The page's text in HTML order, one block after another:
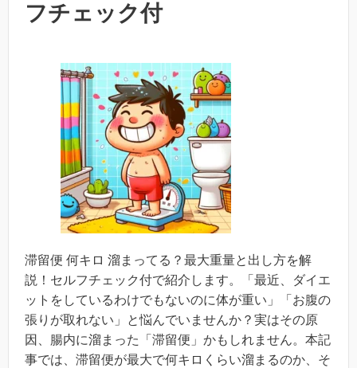
フチェック付
滞留便 何キロ 溜まってる？最大重量と出し方を解
説！セルフチェック付で紹介します。「最近、ダイエ
ットをしているわけでもないのに体が重い」「お腹の
張りが取れない」と悩んでいませんか？実はその原
因、腸内に溜まった「滞留便」かもしれません。本記
事では、滞留便が最大で何キロくらい溜まるのか、そ